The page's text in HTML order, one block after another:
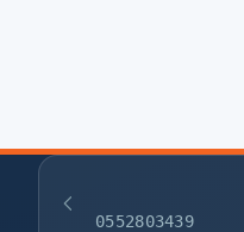
0552803439